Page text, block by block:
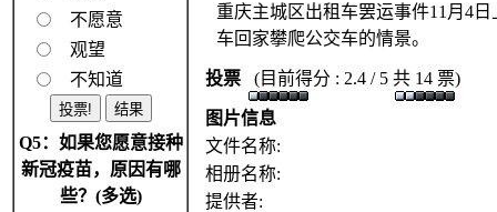
不愿意
观望
不知道
Q5：如果您愿意接种
新冠疫苗，原因有哪
些？(多选)
重庆主城区出租车罢运事件11月4
车回家攀爬公交车的情景。
投票 (目前得分 : 2.4 / 5 共 14 票)
图片信息
文件名称:
相册名称:
提供者: